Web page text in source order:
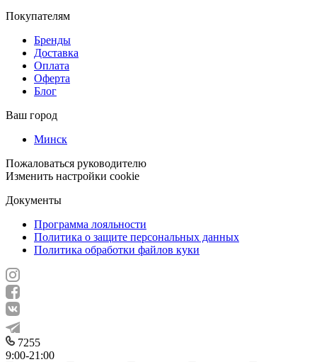
Покупателям
Бренды
Доставка
Оплата
Оферта
Блог
Ваш город
Минск
Пожаловаться руководителю
Изменить настройки cookie
Документы
Программа лояльности
Политика о защите персональных данных
Политика обработки файлов куки
7255
9:00-21:00